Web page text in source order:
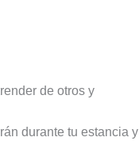
de otros y
durante tu estancia y